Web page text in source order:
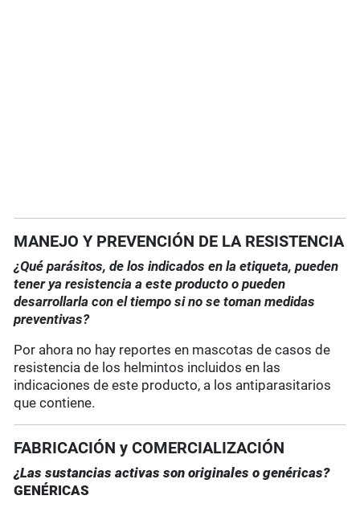
MANEJO Y PREVENCIÓN DE LA RESISTENCIA
¿Qué parásitos, de los indicados en la etiqueta, pueden
tener ya resistencia a este producto o pueden
desarrollarla con el tiempo si no se toman medidas
preventivas?
Por ahora no hay reportes en mascotas de casos de
resistencia de los helmintos incluidos en las
indicaciones de este producto, a los antiparasitarios
que contiene.
FABRICACIÓN y COMERCIALIZACIÓN
¿Las sustancias activas son originales o genéricas?
GENÉRICAS